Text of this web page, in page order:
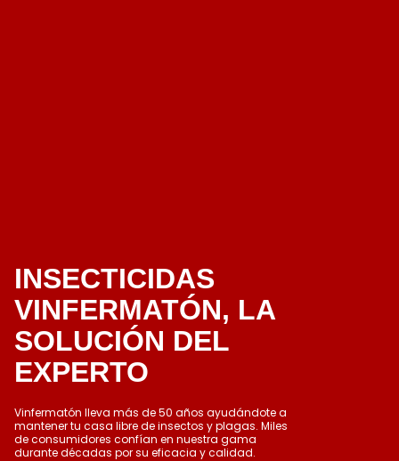
INSECTICIDAS
VINFERMATÓN, LA
SOLUCIÓN DEL
EXPERTO
Vinfermatón lleva más de 50 años ayudándote a
mantener tu casa libre de insectos y plagas. Miles
de consumidores confían en nuestra gama
durante décadas por su eficacia y calidad.